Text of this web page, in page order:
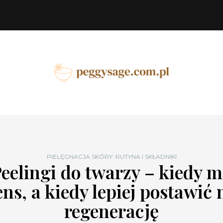
PIELĘGNACJA SKÓRY: RUTYNA I SKŁADNIKI
do twarzy – kiedy
a kiedy lepiej postawić
regenerację